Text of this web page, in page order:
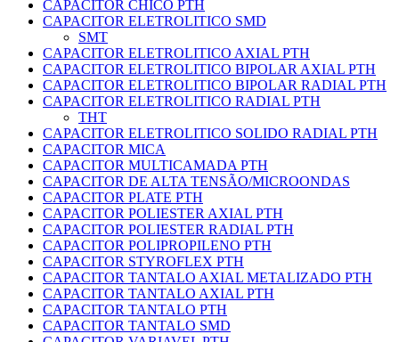
CAPACITOR CHICO PTH
CAPACITOR ELETROLITICO SMD
SMT
CAPACITOR ELETROLITICO AXIAL PTH
CAPACITOR ELETROLITICO BIPOLAR AXIAL PTH
CAPACITOR ELETROLITICO BIPOLAR RADIAL PTH
CAPACITOR ELETROLITICO RADIAL PTH
THT
CAPACITOR ELETROLITICO SOLIDO RADIAL PTH
CAPACITOR MICA
CAPACITOR MULTICAMADA PTH
CAPACITOR DE ALTA TENSÃO/MICROONDAS
CAPACITOR PLATE PTH
CAPACITOR POLIESTER AXIAL PTH
CAPACITOR POLIESTER RADIAL PTH
CAPACITOR POLIPROPILENO PTH
CAPACITOR STYROFLEX PTH
CAPACITOR TANTALO AXIAL METALIZADO PTH
CAPACITOR TANTALO AXIAL PTH
CAPACITOR TANTALO PTH
CAPACITOR TANTALO SMD